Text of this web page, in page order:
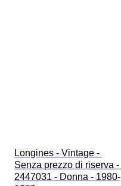
Longines - Vintage -
Senza prezzo di riserva -
2447031 - Donna - 1980-